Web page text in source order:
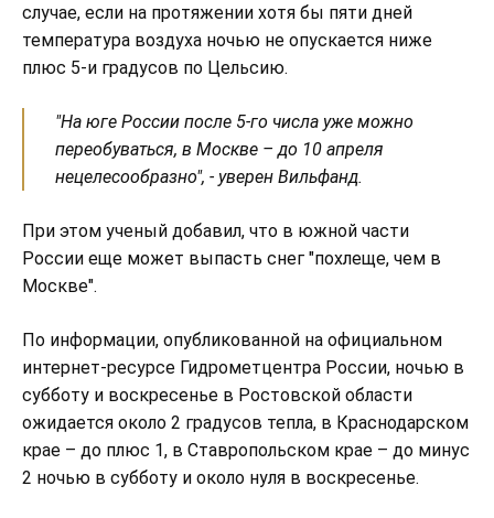
случае, если на протяжении хотя бы пяти дней
температура воздуха ночью не опускается ниже
плюс 5-и градусов по Цельсию.
"На юге России после 5-го числа уже можно
переобуваться, в Москве – до 10 апреля
нецелесообразно", - уверен Вильфанд.
При этом ученый добавил, что в южной части
России еще может выпасть снег "похлеще, чем в
Москве".
По информации, опубликованной на официальном
интернет-ресурсе Гидрометцентра России, ночью в
субботу и воскресенье в Ростовской области
ожидается около 2 градусов тепла, в Краснодарском
крае – до плюс 1, в Ставропольском крае – до минус
2 ночью в субботу и около нуля в воскресенье.